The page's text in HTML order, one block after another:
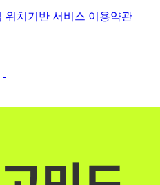
위치기반 서비스 이용약관